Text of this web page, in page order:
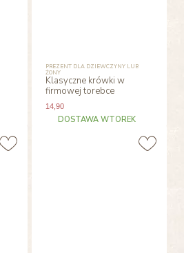
PREZENT DLA DZIEWCZYNY LUB
ŻONY
Klasyczne krówki w
firmowej torebce
14 ,90
DOSTAWA WTOREK